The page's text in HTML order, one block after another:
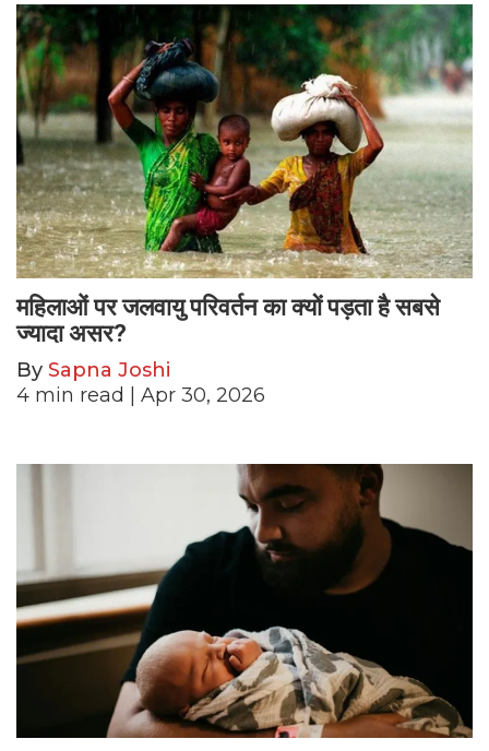
महिलाओं पर जलवायु परिवर्तन का क्यों पड़ता है सबसे
ज्यादा असर?
By Sapna Joshi
4 min read | Apr 30, 2026